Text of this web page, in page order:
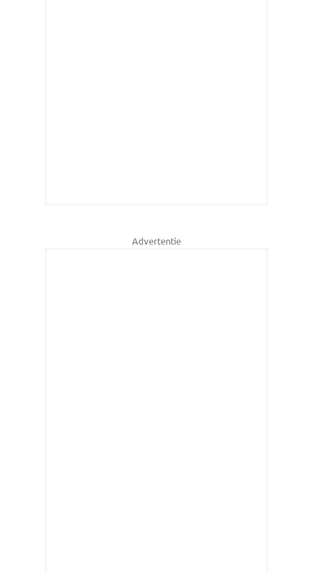
Advertentie